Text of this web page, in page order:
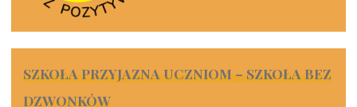
SZKOŁA PRZYJAZNA UCZNIOM – SZKOŁA BEZ
DZWONKÓW